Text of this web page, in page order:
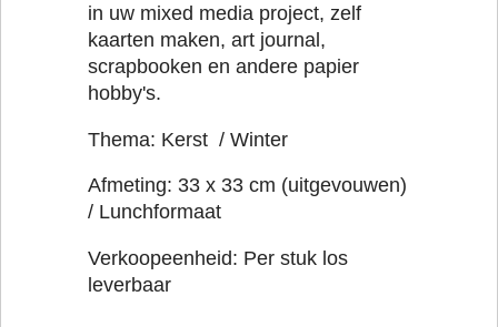
in uw mixed media project, zelf
kaarten maken, art journal,
scrapbooken en andere papier
hobby's.
Thema: Kerst / Winter
Afmeting: 33 x 33 cm (uitgevouwen)
/ Lunchformaat
Verkoopeenheid: Per stuk los
leverbaar